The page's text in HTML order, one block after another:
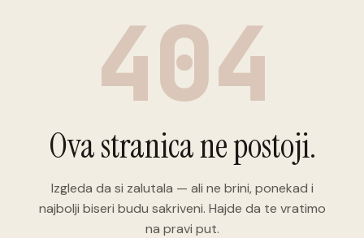
404
Ova stranica ne postoji.
Izgleda da si zalutala — ali ne brini, ponekad i
najbolji biseri budu sakriveni. Hajde da te vratimo
na pravi put.